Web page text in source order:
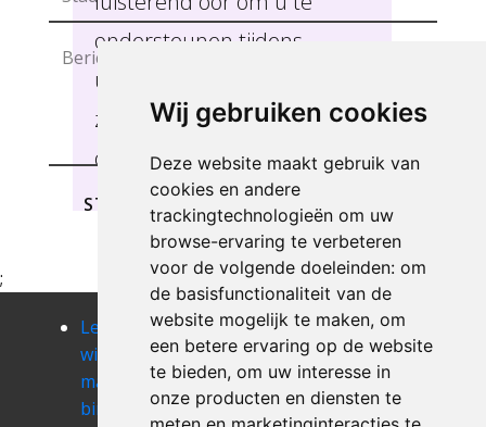
Wij gebruiken cookies
Deze website maakt gebruik van
cookies en andere
trackingtechnologieën om uw
browse-ervaring te verbeteren
voor de volgende doeleinden: om
de basisfunctionaliteit van de
website mogelijk te maken, om
een betere ervaring op de website
te bieden, om uw interesse in
onze producten en diensten te
ondersteunen tijdens
uitdagende momenten
zoals een verhuis, erfenis of
overlijden BILZEN .
STUREN
;
Leegmaken
winkel of
magazij
binderveld
Leegmaken
winkel of
magazij
bocholt
Leegmaken
winkel of
magazij
boekhout